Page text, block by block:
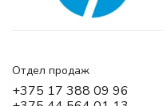
Отдел продаж
+375 17 388 09 96